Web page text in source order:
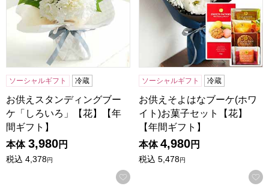
ソーシャルギフト 冷蔵
お供えスタンディングブー
ケ「しろいろ」【花】【年
間ギフト】
本体 3,980円
税込 4,378円
お気に入りに登録する
ソーシャルギフト 冷蔵
お供えそよはなブーケ(ホワ
イト)お菓子セット【花】
【年間ギフト】
本体 4,980円
税込 5,478円